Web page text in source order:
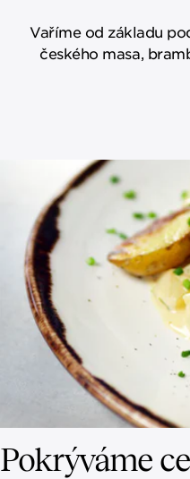
Vaříme od základu
českého masa,
Pokrýváme